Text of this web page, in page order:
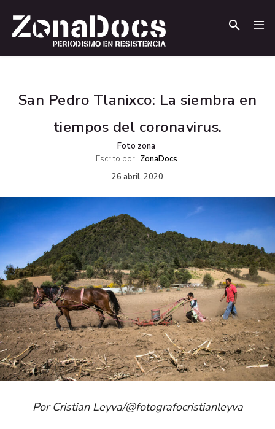
San Pedro Tlanixco: La siembra en
tiempos del coronavirus.
Foto zona
Escrito por: ZonaDocs
26 abril, 2020
Por Cristian Leyva/@fotografocristianleyva